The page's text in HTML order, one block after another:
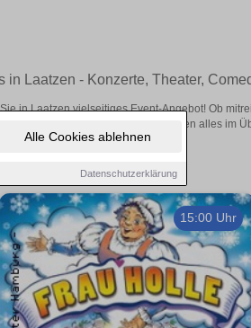
Alle Cookies ablehnen
Datenschutzerklärung
in Laatzen - Konzerte, Theater,
in Laatzen vielseitiges Event-Angebot! Ob
in Laatzen – hier finden alles im
15:00 Uhr